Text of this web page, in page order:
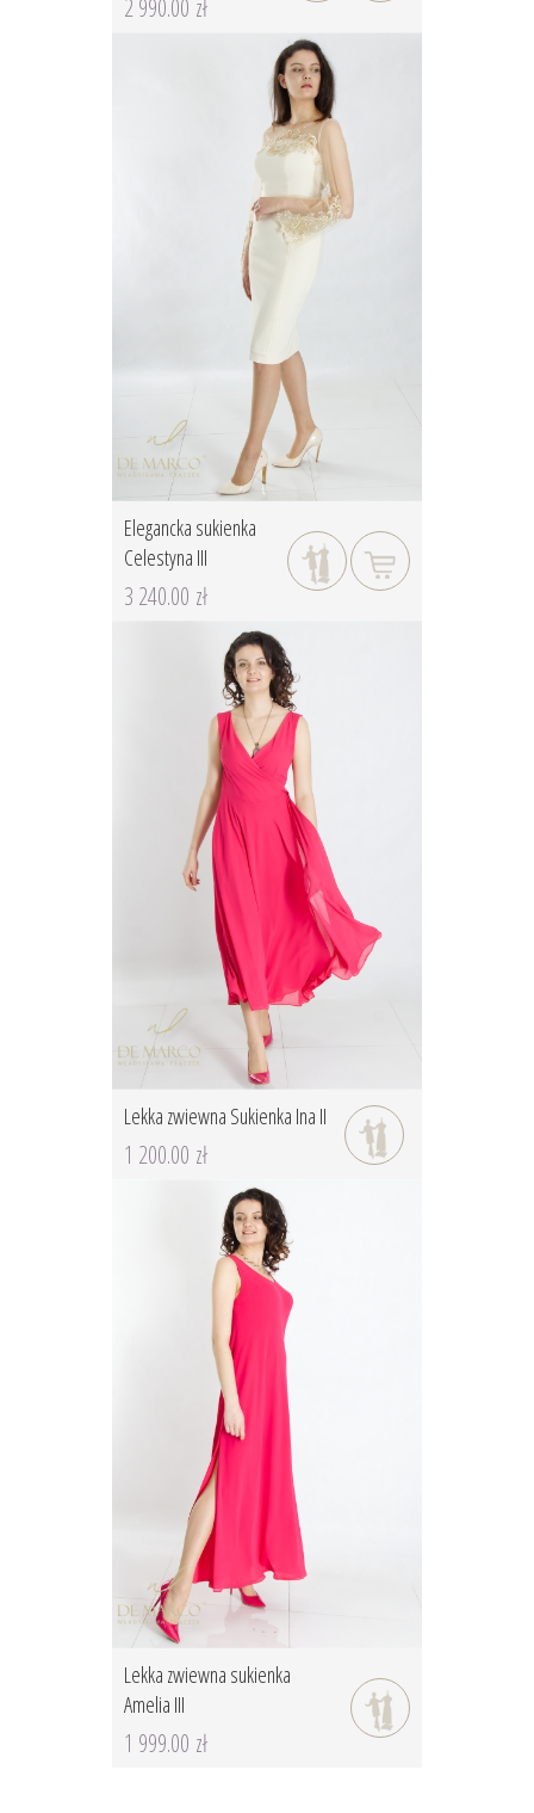
2 990.00 zł
Elegancka sukienka
Celestyna III
3 240.00 zł
Lekka zwiewna Sukienka Ina II
1 200.00 zł
Lekka zwiewna sukienka
Amelia III
1 999.00 zł